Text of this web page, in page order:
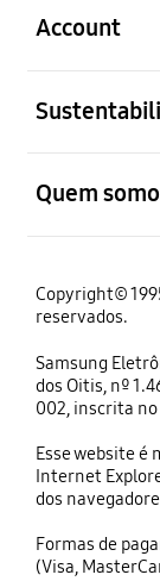
Account
Quem
Copyright©
reservados.
Samsung
dos Oitis, nº
002, inscrita no
Esse website é
Internet
dos
Formas de
(Visa,